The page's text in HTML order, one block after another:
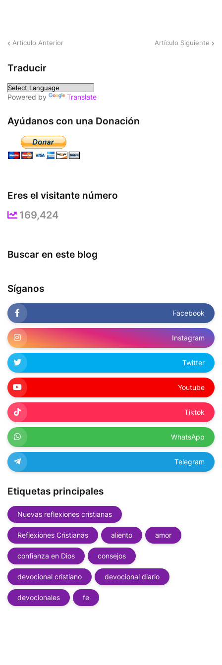
Artículo Anterior Artículo Siguiente
Traducir
Powered by Translate
Ayúdanos con una Donación
Eres el visitante número
169,424
Buscar en este blog
Síganos
Facebook
Instagram
Twitter
Youtube
Tiktok
WhatsApp
Telegram
Etiquetas principales
Nuevas reflexiones cristianas
Reflexiones Cristianas aliento amor
confianza en Dios consejos
devocional cristiano devocional diario
devocionales fe